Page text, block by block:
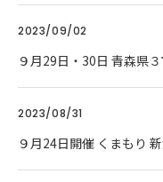
2023/09/02
９月29日・30日 青森県
2023/08/31
９月24日開催 くまもり